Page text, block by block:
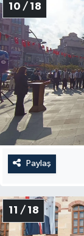
10 / 18
Paylaş
11 / 18